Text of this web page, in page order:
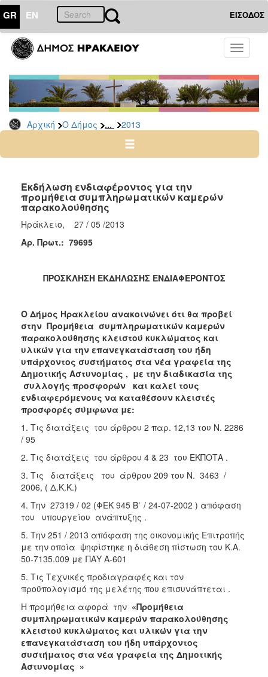
GR EN ΕΙΣΟΔΟΣ
Toggle
Αρχική Ο Δήμος ... 2013
ΔΗΜΟΣ
Διακηρύξεις
Δημοπρασίες
Αρχείο
2025
2023
2022
2021
2020
2018
2016
2015
2013
ΠΟΛΙΤΙΣΜΟΣ
ΑΝΘΕΚΤΙΚΗ
ΠΟΛΗ
Εκδήλωση ενδιαφέροντος για την
προμήθεια συμπληρωματικών καμερών
παρακολούθησης
Ηράκλειο, 27 / 05 /2013
Aρ. Πρωτ.: 79695
ΠΡΟΣΚΛΗΣΗ ΕΚΔΗΛΩΣΗΣ ΕΝΔΙΑΦΕΡΟΝΤΟΣ
Ο Δήμος Ηρακλείου ανακοινώνει ότι θα προβεί
στην Προμήθεια συμπληρωματικών καμερών
παρακολούθησης κλειστού κυκλώματος και
υλικών για την επανεγκατάσταση του ήδη
υπάρχοντος συστήματος στα νέα γραφεία της
Δημοτικής Αστυνομίας , με την διαδικασία της
συλλογής προσφορών και καλεί τους
ενδιαφερόμενους να καταθέσουν κλειστές
προσφορές σύμφωνα με:
1. Τις διατάξεις του άρθρου 2 παρ. 12,13 του Ν. 2286
/ 95
2. Τις διατάξεις του άρθρου 4 & 23 του ΕΚΠΟΤΑ .
3. Τις διατάξεις του άρθρου 209 του Ν. 3463 /
2006, ( Δ.Κ.Κ.)
4. Την 27319 / 02 (ΦΕΚ 945 Β΄ / 24-07-2002 ) απόφαση
του υπουργείου ανάπτυξης .
5. Την 251 / 2013 απόφαση της οικονομικής Επιτροπής
με την οποία ψηφίστηκε η διάθεση πίστωση του Κ.Α.
50-7135.009 με ΠΑΥ Α-601
5. Τις Τεχνικές προδιαγραφές και τον
προϋπολογισμό της μελέτης που επισυνάπτεται .
Η προμήθεια αφορά την «Προμήθεια
συμπληρωματικών καμερών παρακολούθησης
κλειστού κυκλώματος και υλικών για την
επανεγκατάσταση του ήδη υπάρχοντος
συστήματος στα νέα γραφεία της Δημοτικής
Αστυνομίας »